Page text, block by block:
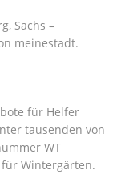
Sachs –
meinestadt.
für Helfer
tausenden von
WT
Wintergärten.